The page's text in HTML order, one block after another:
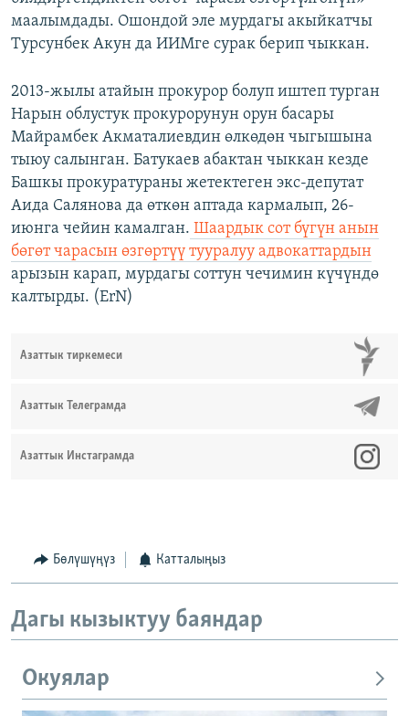
маалымдады. Ошондой эле мурдагы акыйкатчы
Турсунбек Акун да ИИМге сурак берип чыккан.
2013-жылы атайын прокурор болуп иштеп турган
Нарын облустук прокурорунун орун басары
Майрамбек Акматалиевдин өлкөдөн чыгышына
тыюу салынган. Батукаев абактан чыккан кезде
Башкы прокуратураны жетектеген экс-депутат
Аида Салянова да өткөн аптада кармалып, 26-
июнга чейин камалган. Шаардык сот бүгүн анын
бөгөт чарасын өзгөртүү тууралуу адвокаттардын
арызын карап, мурдагы соттун чечимин күчүндө
калтырды. (ErN)
Азаттык тиркемеси
Азаттык Телеграмда
Азаттык Инстаграмда
Бөлүшүңүз Катталыңыз
Дагы кызыктуу баяндар
Окуялар